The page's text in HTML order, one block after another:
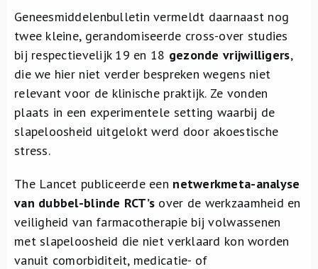
Geneesmiddelenbulletin vermeldt daarnaast nog
twee kleine, gerandomiseerde cross-over studies
bij respectievelijk 19 en 18 gezonde vrijwilligers,
die we hier niet verder bespreken wegens niet
relevant voor de klinische praktijk. Ze vonden
plaats in een experimentele setting waarbij de
slapeloosheid uitgelokt werd door akoestische
stress.
The Lancet publiceerde een netwerkmeta-analyse
van dubbel-blinde RCT’s over de werkzaamheid en
veiligheid van farmacotherapie bij volwassenen
met slapeloosheid die niet verklaard kon worden
vanuit comorbiditeit, medicatie- of